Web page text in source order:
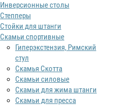
Инверсионные столы
Степперы
Стойки для штанги
Скамьи спортивные
Гиперэкстензия, Римский
стул
Скамья Скотта
Скамьи силовые
Скамьи для жима штанги
Скамьи для пресса